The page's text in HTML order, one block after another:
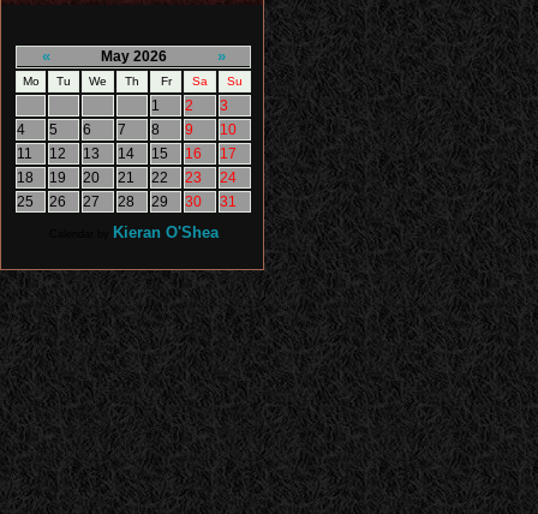
« May 2026 »
Mo Tu We Th Fr Sa Su
1 2
3
4
5 6 7 8 9
10
11
12 13 14 15 16
17
18
19 20 21 22 23
24
25
26 27 28 29 30 31
Kieran O'Shea